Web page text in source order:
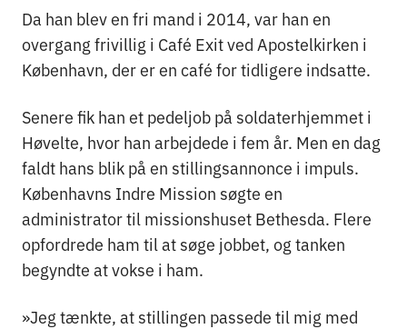
Da han blev en fri mand i 2014, var han en
overgang frivillig i Café Exit ved Apostelkirken i
København, der er en café for tidligere indsatte.
Senere fik han et pedeljob på soldaterhjemmet i
Høvelte, hvor han arbejdede i fem år. Men en dag
faldt hans blik på en stillingsannonce i impuls.
Københavns Indre Mission søgte en
administrator til missionshuset Bethesda. Flere
opfordrede ham til at søge jobbet, og tanken
begyndte at vokse i ham.
»Jeg tænkte, at stillingen passede til mig med